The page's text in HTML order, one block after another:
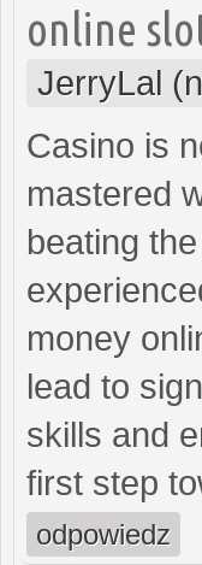
online
JerryLal
Casino is
mastered
beating
money
lead to
skills and
first step
odpowiedz